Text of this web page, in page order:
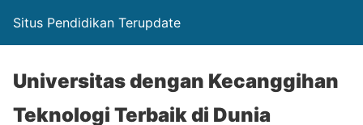
Situs Pendidikan Terupdate
Universitas dengan Kecanggihan
Teknologi Terbaik di Dunia